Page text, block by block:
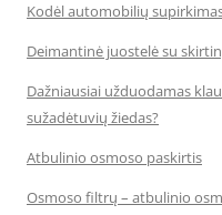
Kodėl automobilių
Deimantinė juostelė su
Dažniausiai užduodamas
sužadėtuvių žiedas?
Atbulinio osmoso paskirtis
Osmoso filtrų – atbulinio